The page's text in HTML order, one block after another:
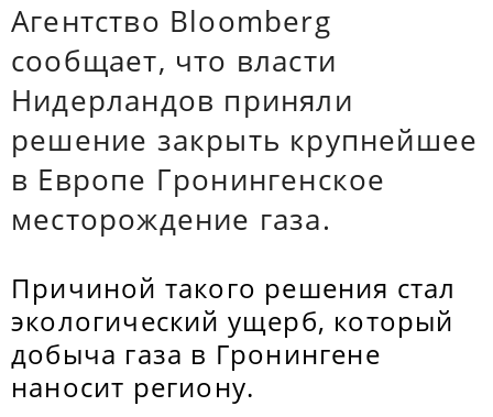
Агентство Bloomberg
сообщает, что власти
Нидерландов приняли
решение закрыть крупнейшее
в Европе Гронингенское
месторождение газа.
Причиной такого решения стал
экологический ущерб, который
добыча газа в Гронингене
наносит региону.